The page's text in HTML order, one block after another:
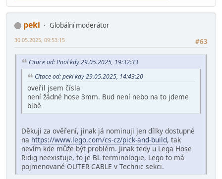
peki
Globální moderátor
#63
30.05.2025, 09:53:15
Citace od: Pool kdy 29.05.2025, 19:32:33
Citace od: peki kdy 29.05.2025, 14:43:20
oveřil jsem čísla
není žádné hose 3mm. Bud není nebo na to jdeme
blbě
Děkuji za ověření, jinak já nominuji jen dílky dostupné
na https://www.lego.com/cs-cz/pick-and-build, tak
nevím kde může být problém. Jinak tedy u Lega Hose
Ridig neexistuje, to je BL terminologie, Lego to má
pojmenované OUTER CABLE v Technic sekci.